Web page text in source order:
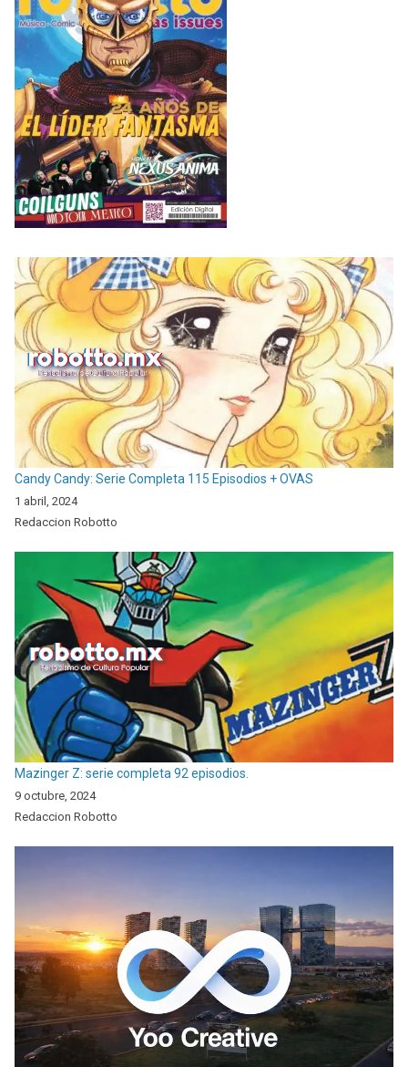
Candy Candy: Serie Completa 115 Episodios + OVAS
1 abril, 2024
Redaccion Robotto
Mazinger Z: serie completa 92 episodios.
9 octubre, 2024
Redaccion Robotto